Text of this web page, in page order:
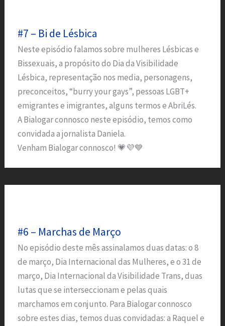
#7 – Bi de Lésbica
Neste episódio falamos sobre mulheres Lésbicas e
Bissexuais, a propósito do Dia da Visibilidade
Lésbica, representação nos media, personagens,
preconceitos, “burry your gays”, pessoas LGBT+
emigrantes e imigrantes, alguns termos e AbriLés.
A Bialogar connosco neste episódio, temos como
convidada a jornalista Daniela.
Venham Bialogar connosco! 💗💜💙
#6 – Marchas de Março
No episódio deste mês assinalamos duas datas: o 8
de março, Dia Internacional das Mulheres, e o 31 de
março, Dia Internacional da Visibilidade Trans, duas
lutas que se interseccionam e pelas quais
marchamos em conjunto. Para Bialogar connosco
sobre estes dias, temos duas convidadas: a Raquel e